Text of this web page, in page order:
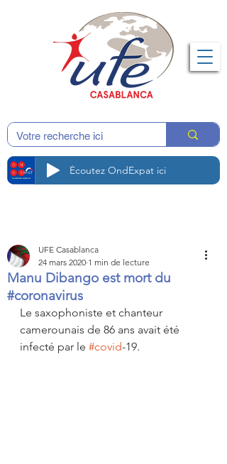
Écoutez OndExpat ici
Manu Dibango est mort du
#coronavirus
UFE Casablanca
24 mars 2020 1 min de lecture
Le saxophoniste et chanteur
camerounais de 86 ans avait été
infecté par le #covid-19.